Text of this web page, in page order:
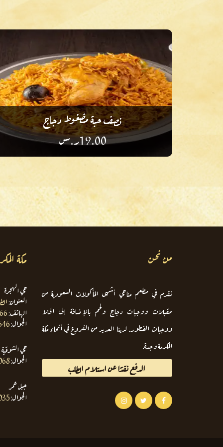
نصف حبة مضغوط دجاج
19.00ر.س
أضف إلى أطباقك المفضلة
من نحن
نقدم في مطعم مناحي أشهى المأكولات السعودية من
مقبلات ووجبات دجاج ولحم بالإضافة إلى الحلا
ووجبات الفطور. لدينا العديد من الفروع في أنحاء مكة
المكرمة وجدة.
الدفع نقدًا عن استلام الطلب
مكة
حي الهجرة
العنوان:
الهاتف:
الجوال:
حي الشوقية
الجوال:
جبل عمر
الجوال: